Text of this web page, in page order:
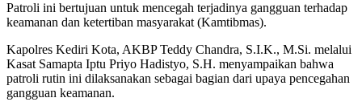
Patroli ini bertujuan untuk mencegah terjadinya gangguan terhadap
keamanan dan ketertiban masyarakat (Kamtibmas).
Kapolres Kediri Kota, AKBP Teddy Chandra, S.I.K., M.Si. melalui
Kasat Samapta Iptu Priyo Hadistyo, S.H. menyampaikan bahwa
patroli rutin ini dilaksanakan sebagai bagian dari upaya pencegahan
gangguan keamanan.